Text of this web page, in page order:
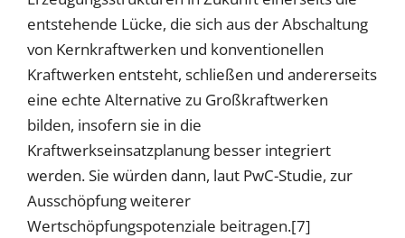
entstehende Lücke, die sich aus der Abschaltung
von Kernkraftwerken und konventionellen
Kraftwerken entsteht, schließen und andererseits
eine echte Alternative zu Großkraftwerken
bilden, insofern sie in die
Kraftwerkseinsatzplanung besser integriert
werden. Sie würden dann, laut PwC-Studie, zur
Ausschöpfung weiterer
Wertschöpfungspotenziale beitragen.[7]